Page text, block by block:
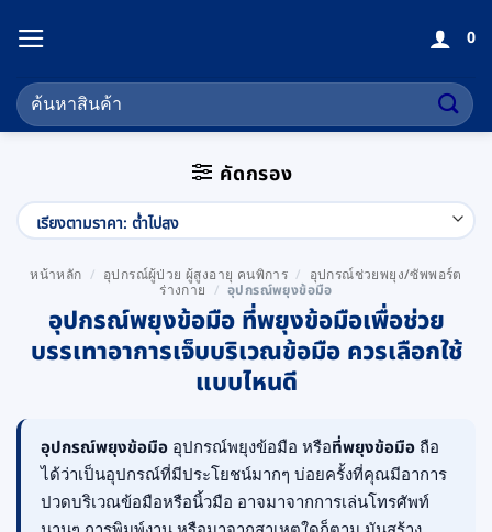
ไป
เนื้อหา
0
ค้นหา:
คัดกรอง
หน้าหลัก / อุปกรณ์ผู้ป่วย ผู้สูงอายุ คนพิการ / อุปกรณ์ช่วยพยุง/ซัพพอร์ต
ร่างกาย / อุปกรณ์พยุงข้อมือ
อุปกรณ์พยุงข้อมือ ที่พยุงข้อมือเพื่อช่วย
บรรเทาอาการเจ็บบริเวณข้อมือ ควรเลือกใช้
แบบไหนดี
อุปกรณ์พยุงข้อมือ อุปกรณ์พยุงข้อมือ หรือที่พยุงข้อมือ ถือ
ได้ว่าเป็นอุปกรณ์ที่มีประโยชน์มากๆ บ่อยครั้งที่คุณมีอาการ
ปวดบริเวณข้อมือหรือนิ้วมือ อาจมาจากการเล่นโทรศัพท์